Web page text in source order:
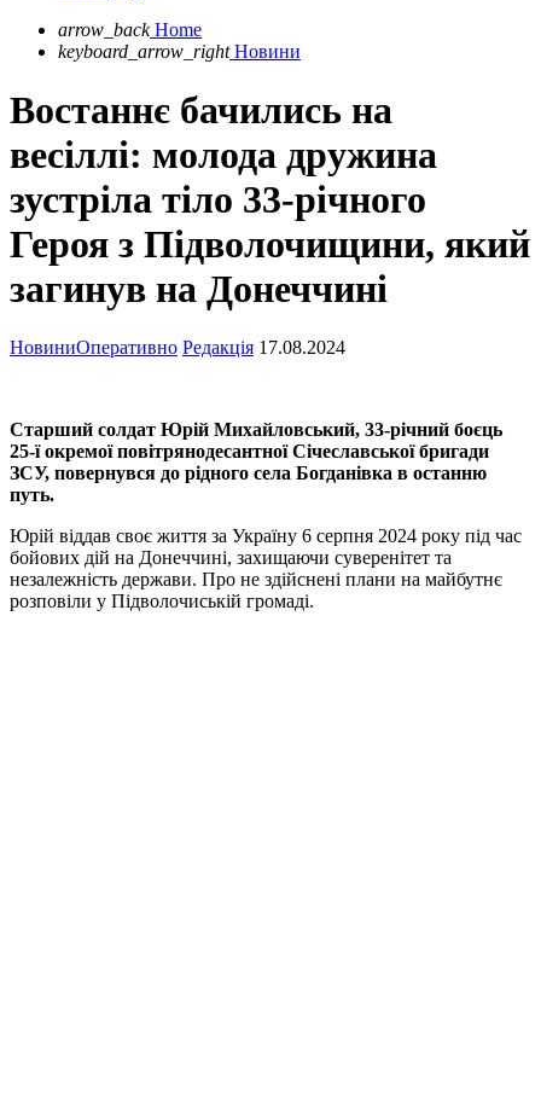
arrow_back Home
keyboard_arrow_right Новини
Востаннє бачились на
весіллі: молода дружина
зустріла тіло 33-річного
Героя з Підволочищини, який
загинув на Донеччині
НовиниОперативно Редакція 17.08.2024
Старший солдат Юрій Михайловський, 33-річний боєць
25-ї окремої повітрянодесантної Січеславської бригади
ЗСУ, повернувся до рідного села Богданівка в останню
путь.
Юрій віддав своє життя за Україну 6 серпня 2024 року під час
бойових дій на Донеччині, захищаючи суверенітет та
незалежність держави. Про не здійснені плани на майбутнє
розповіли у Підволочиській громаді.